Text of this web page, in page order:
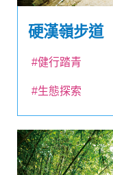
硬漢嶺步道
#健行踏青
#生態探索